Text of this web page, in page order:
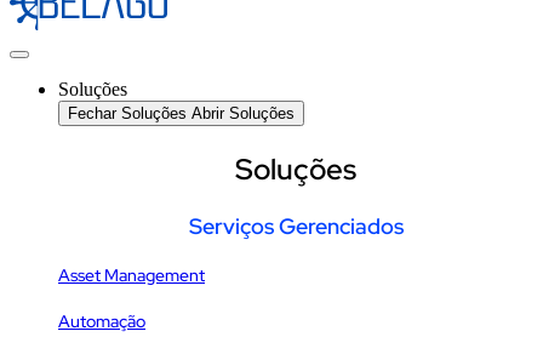
Soluções
Fechar Soluções Abrir Soluções
Soluções
Serviços Gerenciados
Asset Management
Automação